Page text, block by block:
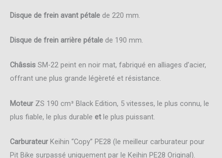
Disque de frein avant pétale de 220 mm.
Disque de frein arrière pétale de 190 mm.
Châssis SM-22 peint en noir mat, fabriqué en alliages d’acier,
offrant une plus grande légèreté et résistance.
Moteur ZS 190 cm³ Black Edition, 5 vitesses, le plus connu, le
plus fiable, le plus durable et le plus puissant.
Carburateur Keihin “Copy” PE28 (le meilleur carburateur pour
Pit Bike surpassé uniquement par le Keihin PE28 Original).